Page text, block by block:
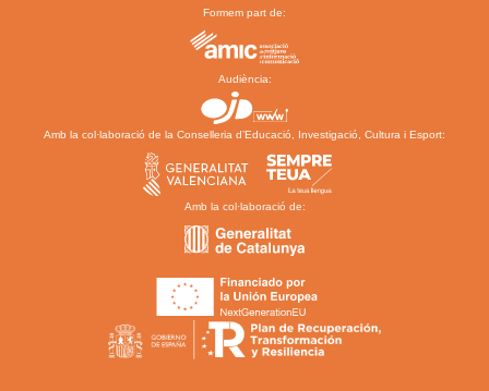
Formem part de:
Audiència:
Amb la col·laboració de la Conselleria d’Educació, Investigació, Cultura i Esport:
Amb la col·laboració de: